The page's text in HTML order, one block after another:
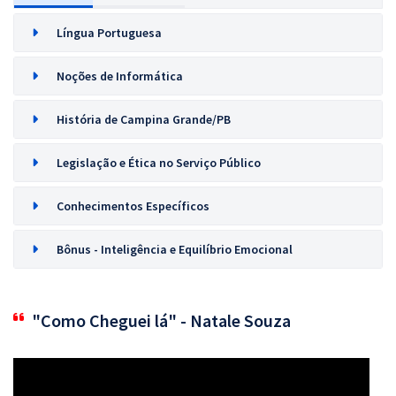
Língua Portuguesa
Noções de Informática
História de Campina Grande/PB
Legislação e Ética no Serviço Público
Conhecimentos Específicos
Bônus - Inteligência e Equilíbrio Emocional
"Como Cheguei lá" - Natale Souza